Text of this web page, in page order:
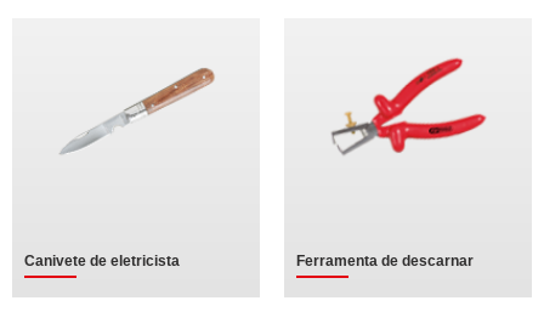
Canivete de eletricista Ferramenta de descarnar